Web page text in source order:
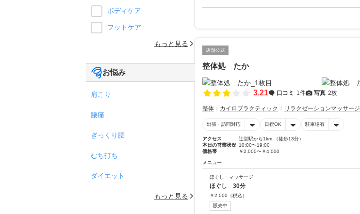
店舗公式
整体処 たか
3.21 口コミ 1件 写真 2枚
整体 カイロプラクティック リラクゼーションマッサージ
出張・訪問対応 日祝OK 駐車場有
アクセス
辻堂駅から1km （徒歩13分）
本日の営業状況 10:00〜19:00
価格帯
￥2,000〜￥4,000
メニュー
ほぐし・マッサージ
ほぐし 30分
￥2,000 （税込）
販売中
ボディケア
フットケア
もっと見る
お悩み
肩こり
腰痛
ぎっくり腰
むち打ち
ダイエット
もっと見る